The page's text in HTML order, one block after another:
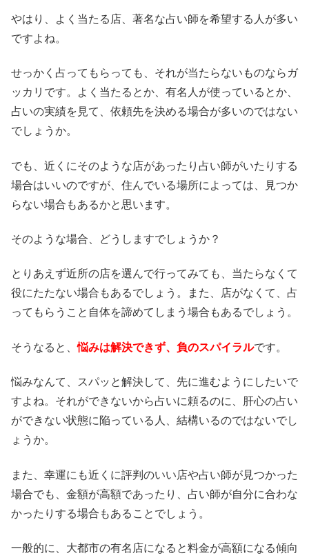
やはり、よく当たる店、著名な占い師を希望する人が多い
ですよね。
せっかく占ってもらっても、それが当たらないものならガ
ッカリです。よく当たるとか、有名人が使っているとか、
占いの実績を見て、依頼先を決める場合が多いのではない
でしょうか。
でも、近くにそのような店があったり占い師がいたりする
場合はいいのですが、住んでいる場所によっては、見つか
らない場合もあるかと思います。
そのような場合、どうしますでしょうか？
とりあえず近所の店を選んで行ってみても、当たらなくて
役にたたない場合もあるでしょう。また、店がなくて、占
ってもらうこと自体を諦めてしまう場合もあるでしょう。
そうなると、悩みは解決できず、負のスパイラルです。
悩みなんて、スパッと解決して、先に進むようにしたいで
すよね。それができないから占いに頼るのに、肝心の占い
ができない状態に陥っている人、結構いるのではないでし
ょうか。
また、幸運にも近くに評判のいい店や占い師が見つかった
場合でも、金額が高額であったり、占い師が自分に合わな
かったりする場合もあることでしょう。
一般的に、大都市の有名店になると料金が高額になる傾向